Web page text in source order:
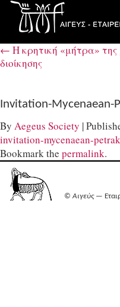
← Η κρητική «μήτρα»
διοίκησης
Invitation-Mycenaean-
By Aegeus Society |
invitation-mycenaean-
Bookmark the permalink.
©Αιγεύς—